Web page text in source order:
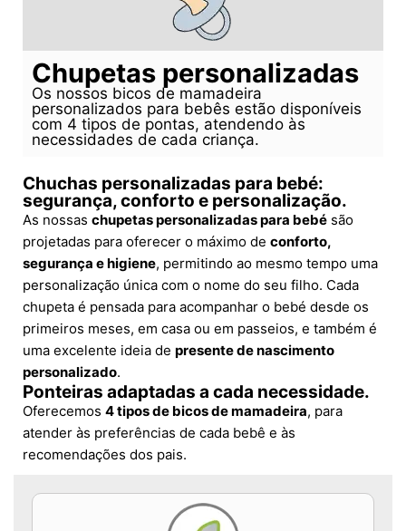
Chupetas personalizadas
Os nossos bicos de mamadeira
personalizados para bebês estão disponíveis
com 4 tipos de pontas, atendendo às
necessidades de cada criança.
Chuchas personalizadas para bebé:
segurança, conforto e personalização.
As nossas chupetas personalizadas para bebé são
projetadas para oferecer o máximo de conforto,
segurança e higiene, permitindo ao mesmo tempo uma
personalização única com o nome do seu filho. Cada
chupeta é pensada para acompanhar o bebé desde os
primeiros meses, em casa ou em passeios, e também é
uma excelente ideia de presente de nascimento
personalizado.
Ponteiras adaptadas a cada necessidade.
Oferecemos 4 tipos de bicos de mamadeira, para
atender às preferências de cada bebê e às
recomendações dos pais.